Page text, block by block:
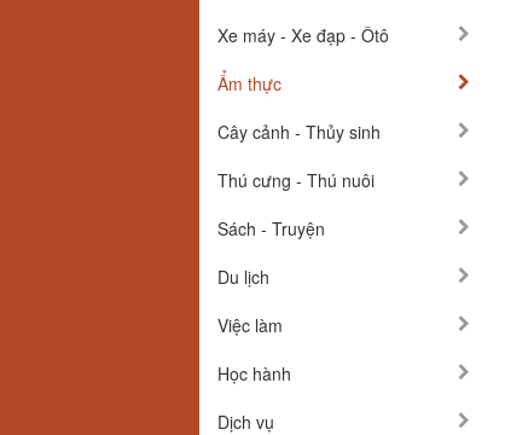
Xe máy - Xe đạp - Ôtô
Ẩm thực
Cây cảnh - Thủy sinh
Thú cưng - Thú nuôi
Sách - Truyện
Du lịch
Việc làm
Học hành
Dịch vụ